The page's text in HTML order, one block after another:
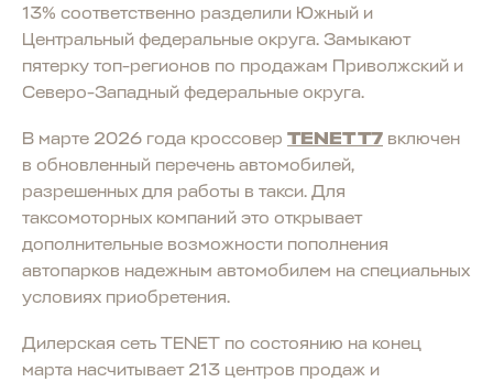
13% соответственно разделили Южный и
Центральный федеральные округа. Замыкают
пятерку топ-регионов по продажам Приволжский и
Северо-Западный федеральные округа.
В марте 2026 года кроссовер TENET T7 включен
в обновленный перечень автомобилей,
разрешенных для работы в такси. Для
таксомоторных компаний это открывает
дополнительные возможности пополнения
автопарков надежным автомобилем на специальных
условиях приобретения.
Дилерская сеть TENET по состоянию на конец
марта насчитывает 213 центров продаж и